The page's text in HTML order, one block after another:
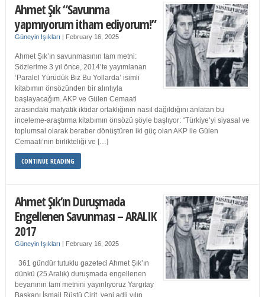
Ahmet Şık “Savunma
yapmıyorum itham ediyorum!”
Güneyin Işıkları | February 16, 2025
Ahmet Şık’ın savunmasının tam metni:
Sözlerime 3 yıl önce, 2014’te yayımlanan
‘Paralel Yürüdük Biz Bu Yollarda’ isimli
kitabımın önsözünden bir alıntıyla
başlayacağım. AKP ve Gülen Cemaati
arasındaki mafyatik iktidar ortaklığının nasıl dağıldığını anlatan bu
inceleme-araştırma kitabımın önsözü şöyle başlıyor: “Türkiye’yi siyasal ve
toplumsal olarak beraber dönüştüren iki güç olan AKP ile Gülen
Cemaati’nin birlikteliği ve […]
CONTINUE READING
Ahmet Şık’ın Duruşmada
Engellenen Savunması – ARALIK
2017
Güneyin Işıkları | February 16, 2025
361 gündür tutuklu gazeteci Ahmet Şık’ın
dünkü (25 Aralık) duruşmada engellenen
beyanının tam metnini yayınlıyoruz Yargıtay
Başkanı İsmail Rüştü Cirit, yeni adli yılın